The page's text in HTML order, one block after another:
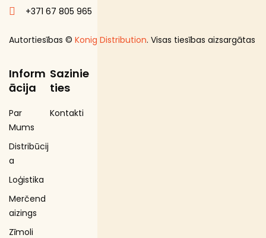
+371 67 805 965
Autortiesības © Konig Distribution. Visas tiesības aizsargātas
Inform
ācija
Par
Mums
Distribūcij
a
Loģistika
Merčend
aizings
Zīmoli
Sazinie
ties
Kontakti